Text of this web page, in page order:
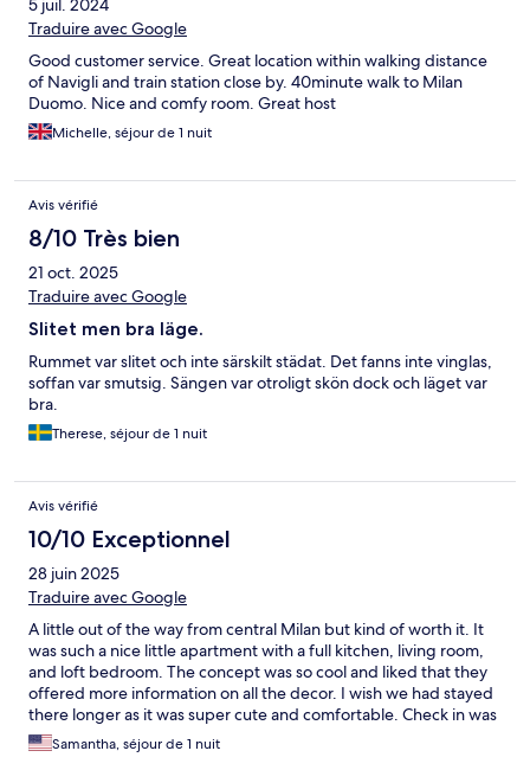
5 juil. 2024
Traduire avec Google
Good customer service. Great location within walking distance
of Navigli and train station close by. 40minute walk to Milan
Duomo. Nice and comfy room. Great host
Michelle, séjour de 1 nuit
Avis vérifié
8/10 Très bien
21 oct. 2025
Traduire avec Google
Slitet men bra läge.
Rummet var slitet och inte särskilt städat. Det fanns inte vinglas,
soffan var smutsig. Sängen var otroligt skön dock och läget var
bra.
Therese, séjour de 1 nuit
Avis vérifié
10/10 Exceptionnel
28 juin 2025
Traduire avec Google
A little out of the way from central Milan but kind of worth it. It
was such a nice little apartment with a full kitchen, living room,
and loft bedroom. The concept was so cool and liked that they
offered more information on all the decor. I wish we had stayed
there longer as it was super cute and comfortable. Check in was
a little confusing but the owner does spell it out for you so just
pay attention to the directions.
Samantha, séjour de 1 nuit